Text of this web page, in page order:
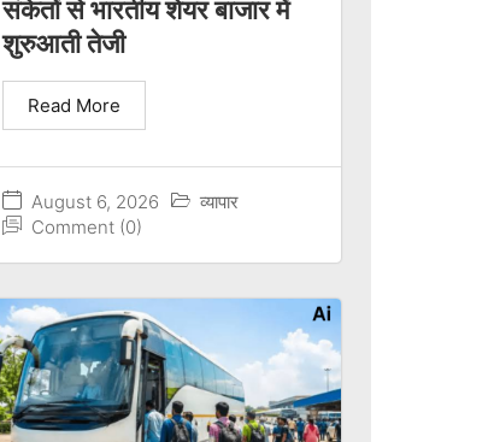
संकेतों से भारतीय शेयर बाजार में
शुरुआती तेजी
August 6, 2026
व्यापार
Comment (0)
Read More